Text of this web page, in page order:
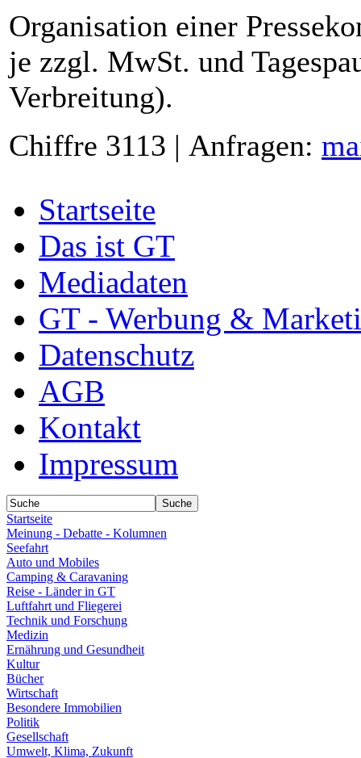
Organisation einer
je zzgl. MwSt. und
Verbreitung).
Chiffre 3113 | Anfragen:
Startseite
Das ist GT
Mediadaten
GT - Werbung &
Datenschutz
AGB
Kontakt
Impressum
Startseite
Meinung - Debatte - Kolumnen
Seefahrt
Auto und Mobiles
Camping & Caravaning
Reise - Länder in GT
Luftfahrt und Fliegerei
Technik und Forschung
Medizin
Ernährung und Gesundheit
Kultur
Bücher
Wirtschaft
Besondere Immobilien
Politik
Gesellschaft
Umwelt, Klima, Zukunft